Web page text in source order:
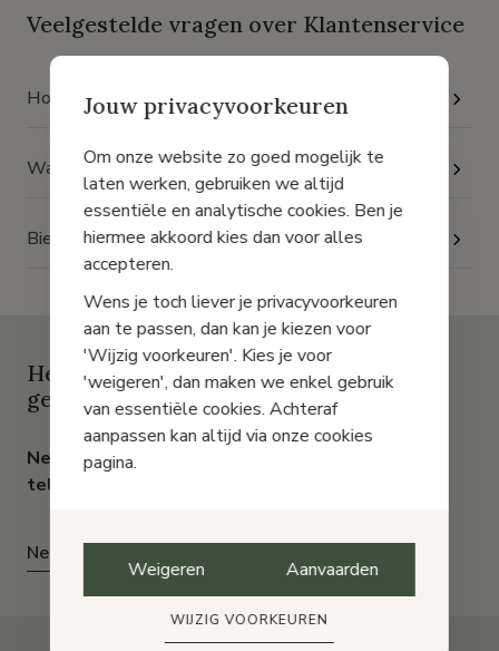
Veelgestelde vragen over Klantenservice
Hoe kan ik contact met jullie opnemen?
Wat zijn de openingstijden van jullie klantenservice?
Bieden jullie cadeaubonnen aan?
Heb je het antwoord op je vraag niet
gevonden?
Neem contact met ons op via chat, e-mail of
telefoon
Neem contact met ons op
Jouw privacyvoorkeuren
Om onze website zo goed mogelijk te
laten werken, gebruiken we altijd
essentiële en analytische cookies. Ben je
hiermee akkoord kies dan voor alles
accepteren.
Wens je toch liever je privacyvoorkeuren
aan te passen, dan kan je kiezen voor
'Wijzig voorkeuren'. Kies je voor
'weigeren', dan maken we enkel gebruik
van essentiële cookies. Achteraf
aanpassen kan altijd via onze cookies
pagina.
Weigeren Aanvaarden
WIJZIG VOORKEUREN